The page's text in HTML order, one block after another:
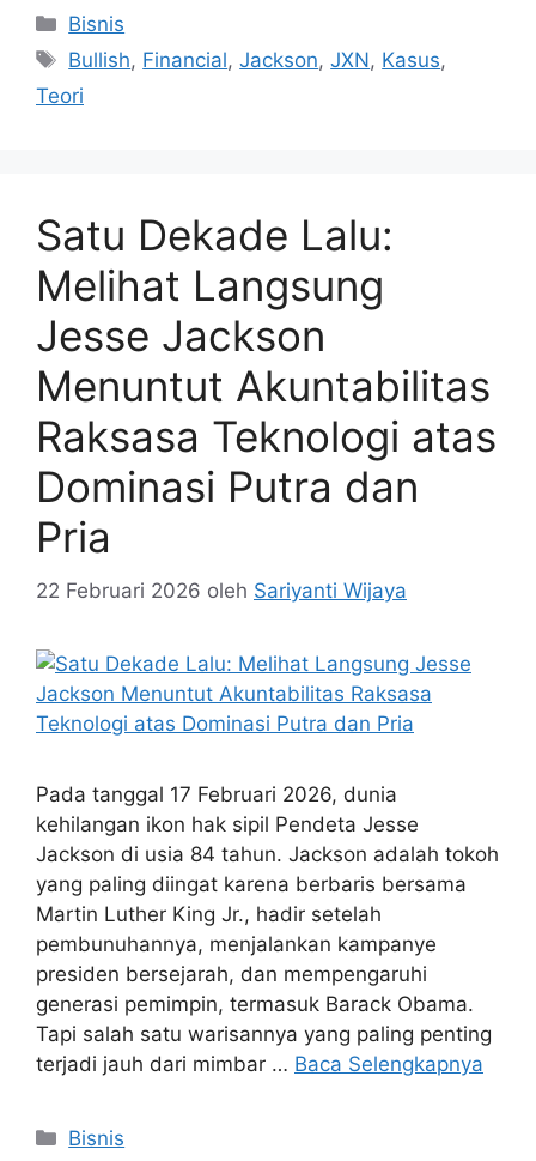
Kategori
Bisnis
Tag
Bullish, Financial,Jackson,JXN, Kasus,
Teori
Satu Dekade Lalu:
Melihat Langsung
Jesse Jackson
Menuntut Akuntabilitas
Raksasa Teknologi atas
Dominasi Putra dan
Pria
22 Februari 2026 oleh Sariyanti Wijaya
Pada tanggal 17 Februari 2026, dunia
kehilangan ikon hak sipil Pendeta Jesse
Jackson di usia 84 tahun. Jackson adalah tokoh
yang paling diingat karena berbaris bersama
Martin Luther King Jr., hadir setelah
pembunuhannya, menjalankan kampanye
presiden bersejarah, dan mempengaruhi
generasi pemimpin, termasuk Barack Obama.
Tapi salah satu warisannya yang paling penting
terjadi jauh dari mimbar … Baca Selengkapnya
Kategori
Bisnis